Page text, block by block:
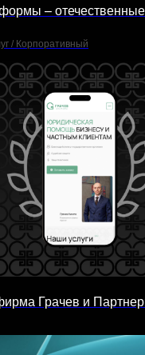
–
/ Корпоративный
Грачев и